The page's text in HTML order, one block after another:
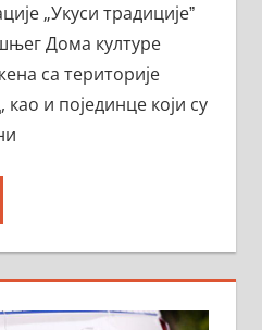
„Укуси традицијеˮ
Дома културе
са територије
и појединце који су